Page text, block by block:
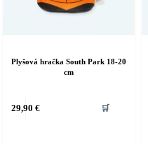
Plyšová hračka South Park 18-20
cm
29,90 € 🛒